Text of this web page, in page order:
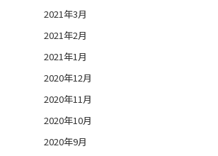
2021年3月
2021年2月
2021年1月
2020年12月
2020年11月
2020年10月
2020年9月